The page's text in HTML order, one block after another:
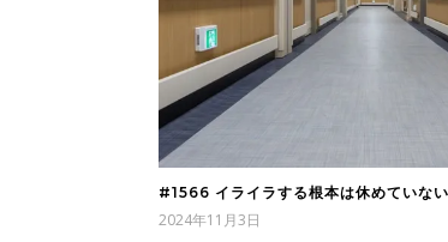
#1566 イライラする根本は休めていな
2024年11月3日